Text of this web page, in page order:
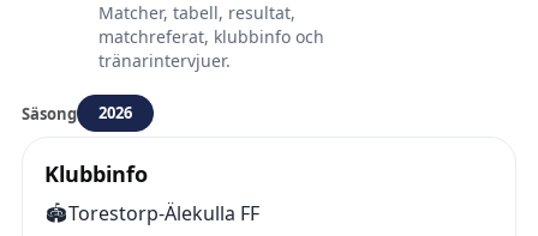
Matcher, tabell, resultat,
matchreferat, klubbinfo och
tränarintervjuer.
Säsong 2026
Klubbinfo
🏟️Torestorp-Älekulla FF